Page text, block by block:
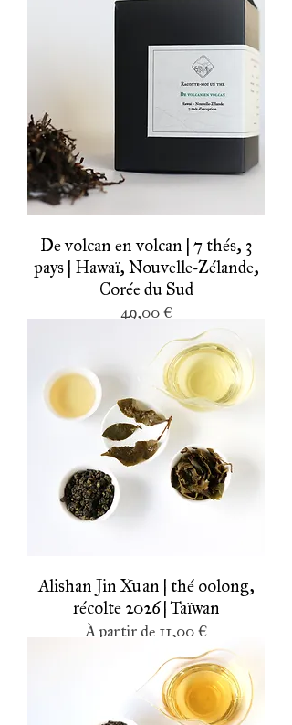
De volcan en volcan | 7 thés, 3
pays | Hawaï, Nouvelle-Zélande,
Corée du Sud
49,00 €
Alishan Jin Xuan | thé oolong,
récolte 2026 | Taïwan
À partir de 11,00 €
Prix promotionnel